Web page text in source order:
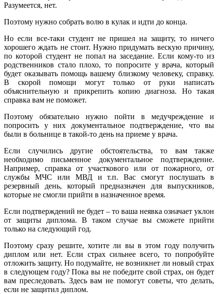
Разумеется, нет.
Поэтому нужно собрать волю в кулак и идти до конца.
Но если все-таки студент не пришел на защиту, то ничего
хорошего ждать не стоит. Нужно придумать вескую причину,
по которой студент не попал на заседание. Если кому-то из
родственников стало плохо, то попросите у врача, который
будет оказывать помощь вашему близкому человеку, справку.
В скорой помощи могут только от руки написать
объяснительную и прикрепить копию диагноза. Но такая
справка вам не поможет.
Поэтому обязательно нужно пойти в медучреждение и
попросить у них документальное подтверждение, что вы
были в больнице в такой-то день на приеме у врача.
Если случились другие обстоятельства, то вам также
необходимо письменное документальное подтверждение.
Например, справка от участкового или от пожарного, от
службы МЧС или МВД и т.п. Вас смогут послушать в
резервный день, который предназначен для выпускников,
которые не смогли прийти в назначенное время.
Если подтверждений не будет – то ваша неявка означает уклон
от защиты диплома. В таком случае вы сможете прийти
только на следующий год.
Поэтому сразу решите, хотите ли вы в этом году получить
диплом или нет. Если страх сильнее всего, то попробуйте
отложить защиту. Но подумайте, не возникнет ли новый страх
в следующем году? Пока вы не победите свой страх, он будет
вам преследовать. Здесь вам не помогут советы, что делать,
если не защитил диплом.